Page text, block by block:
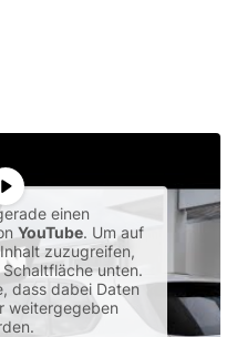
einen
YouTube. Um auf
zuzugreifen,
unten.
dass dabei Daten
weitergegeben